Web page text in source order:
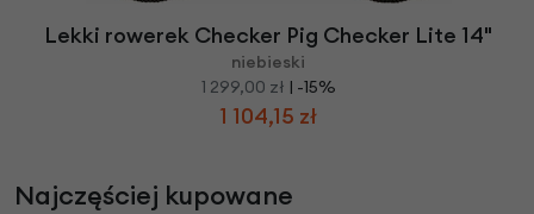
Lekki rowerek Checker Pig Checker Lite 14"
niebieski
1 299,00 zł | -15%
1 104,15 zł
Najczęściej kupowane